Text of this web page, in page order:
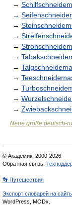
→
→
→
→
→
→
→
→
→
→
→
Neue große deutsch-
© Академик, 2000-2026
Обратная связь:
👣 Путешествия
Экспорт словарей на
WordPress, MODx.